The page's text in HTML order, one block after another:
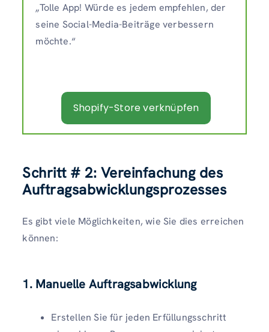
„Tolle App! Würde es jedem empfehlen, der
seine Social-Media-Beiträge verbessern
möchte.“
Shopify-Store verknüpfen
Schritt # 2: Vereinfachung des
Auftragsabwicklungsprozesses
Es gibt viele Möglichkeiten, wie Sie dies erreichen
können:
1. Manuelle Auftragsabwicklung
Erstellen Sie für jeden Erfüllungsschritt